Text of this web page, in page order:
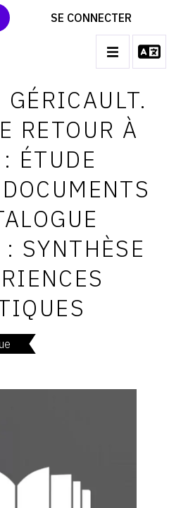
SE CONNECTER
RAISONNÉS
EXPOSITIONS
MONDE DE L'ART
& CATALOGUES
EXPOSITIONS
GÉRICAULT.
RETOUR À
ÉTUDE
SYNTHÈSE